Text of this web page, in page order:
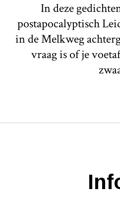
In deze
postapocalyptisch
in de Melkweg
vraag is of je